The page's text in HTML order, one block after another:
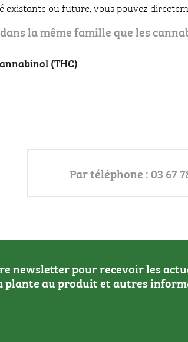
existante ou future, vous pouvez
la même famille que les
(THC)
Par téléphone : 03 67
newsletter pour recevoir les
plante au produit et autres